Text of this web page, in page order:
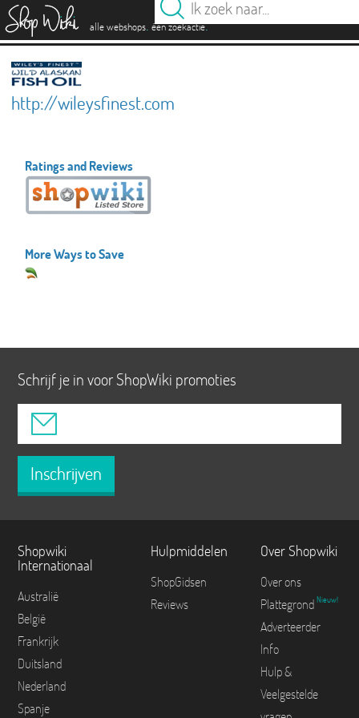
alle webshops. één zoekactie.
http://wileysfinest.com
Ratings and Reviews
More Ways to Save
Schrijf je in voor ShopWiki promoties
Inschrijven
Shopwiki
Internationaal
Australië
België
Frankrijk
Duitsland
Nederland
Spanje
Hulpmiddelen
ShopGidsen
Reviews
Over Shopwiki
Over ons
Plattegrond Nieuw!
Adverteerder
Info
Hulp &
Veelgestelde